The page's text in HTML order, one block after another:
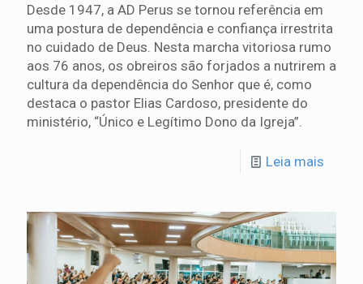
Desde 1947, a AD Perus se tornou referência em
uma postura de dependência e confiança irrestrita
no cuidado de Deus. Nesta marcha vitoriosa rumo
aos 76 anos, os obreiros são forjados a nutrirem a
cultura da dependência do Senhor que é, como
destaca o pastor Elias Cardoso, presidente do
ministério, “Único e Legítimo Dono da Igreja”.
Leia mais